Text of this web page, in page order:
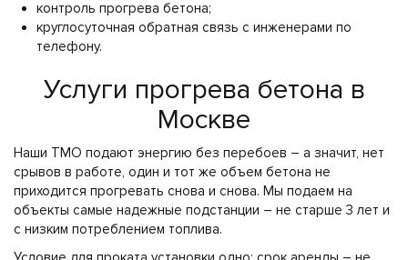
контроль прогрева бетона;
круглосуточная обратная связь с инженерами по
телефону.
Услуги прогрева бетона в
Москве
Наши ТМО подают энергию без перебоев – а значит, нет
срывов в работе, один и тот же объем бетона не
приходится прогревать снова и снова. Мы подаем на
объекты самые надежные подстанции – не старше 3 лет и
с низким потреблением топлива.